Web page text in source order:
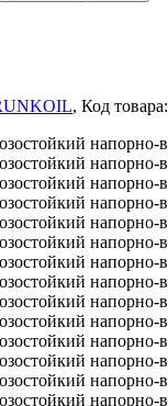
, Код товара: